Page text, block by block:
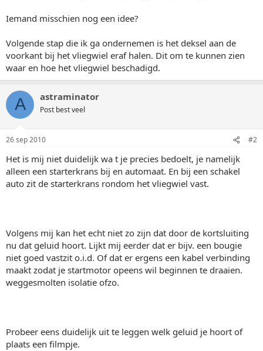
Iemand misschien nog een idee?
Volgende stap die ik ga ondernemen is het deksel aan de
voorkant bij het vliegwiel eraf halen. Dit om te kunnen zien
waar en hoe het vliegwiel beschadigd.
A astraminator
Post best veel
26 sep 2010 #2
Het is mij niet duidelijk wa t je precies bedoelt, je namelijk
alleen een starterkrans bij en automaat. En bij een schakel
auto zit de starterkrans rondom het vliegwiel vast.
Volgens mij kan het echt niet zo zijn dat door de kortsluiting
nu dat geluid hoort. Lijkt mij eerder dat er bijv. een bougie
niet goed vastzit o.i.d. Of dat er ergens een kabel verbinding
maakt zodat je startmotor opeens wil beginnen te draaien.
weggesmolten isolatie ofzo.
Probeer eens duidelijk uit te leggen welk geluid je hoort of
plaats een filmpje.